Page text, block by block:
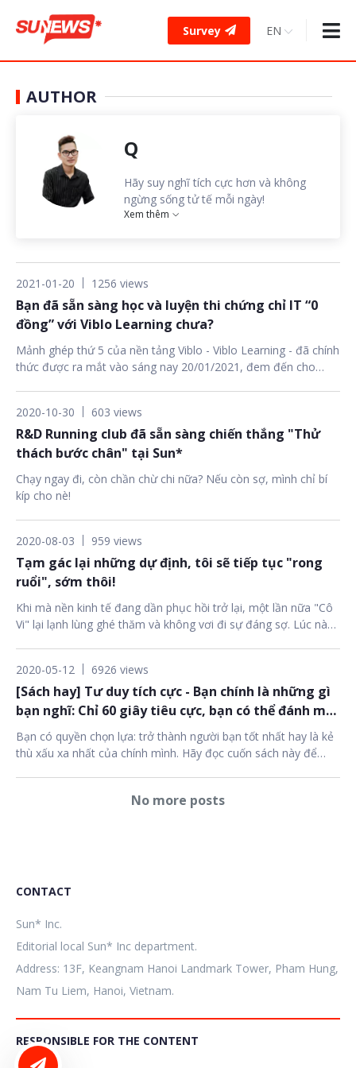
Survey
AUTHOR
Q
Hãy suy nghĩ tích cực hơn và không
ngừng sống tử tế mỗi ngày!
Xem thêm
2021-01-20 1256 views
Bạn đã sẵn sàng học và luyện thi chứng chỉ IT “0
đồng” với Viblo Learning chưa?
Mảnh ghép thứ 5 của nền tảng Viblo - Viblo Learning - đã chính
thức được ra mắt vào sáng nay 20/01/2021, đem đến cho
này ngay bây giờ nhé!
2020-10-30 603 views
R&D Running club đã sẵn sàng chiến thắng "Thử
thách bước chân" tại Sun*
Chạy ngay đi, còn chần chừ chi nữa? Nếu còn sợ, mình chỉ bí
kíp cho nè!
2020-08-03 959 views
Tạm gác lại những dự định, tôi sẽ tiếp tục "rong
ruổi", sớm thôi!
Khi mà nền kinh tế đang dần phục hồi trở lại, một lần nữa "Cô
Vi" lại lạnh lùng ghé thăm và không vơi đi sự đáng sợ. Lúc này,
thời khắc này, tôi phải gác lại những kế hoạch. Tôi sẽ cùng mọi
người chiến đầu với "Cô Vi" và rồi sẽ lại "rong ruổi" trên những
cung đường...
2020-05-12 6926 views
[Sách hay] Tư duy tích cực - Bạn chính là những gì
bạn nghĩ: Chỉ 60 giây tiêu cực, bạn có thể đánh mất
cả cuộc đời!
Bạn có quyền chọn lựa: trở thành người bạn tốt nhất hay là kẻ
thù xấu xa nhất của chính mình. Hãy đọc cuốn sách này để
No more posts
CONTACT
Sun* Inc.
Editorial local Sun* Inc department.
Address: 13F, Keangnam Hanoi Landmark Tower, Pham Hung,
Nam Tu Liem, Hanoi, Vietnam.
RESPONSIBLE FOR THE CONTENT